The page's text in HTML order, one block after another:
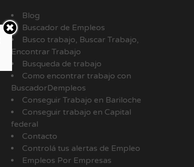
Blog
Buscador de Empleos
Busco trabajo, Buscar Trabajo,
Encontrar Trabajo
Busqueda de trabajo
Como encontrar trabajo con
BuscadorDempleos
Conseguir Trabajo en Bariloche
Conseguir trabajo en Capital
federal
Contacto
Controlá tus alertas de Empleo
Empleos Por Empresas